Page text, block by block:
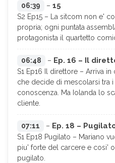
06:39 – 15
S2 Ep15 – La sitcom non e'
propria; ogni puntata
protagonista il quartetto
06:48 – Ep. 16 – Il
S1 Ep16 Il direttore – Arriva
che decide di mescolarsi tra
conoscenza. Ma Iolanda lo
cliente.
07:11 – Ep. 18 –
S1 Ep18 Pugilato – Mariano
piu' forte del carcere e cosi'
pugilato.